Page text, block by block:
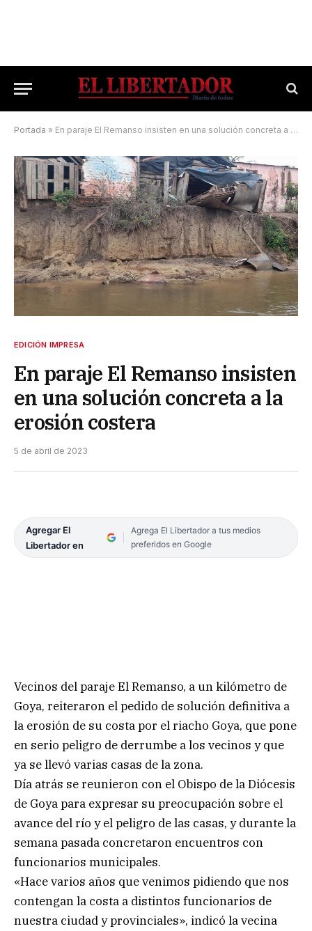
Portada » En paraje El Remanso insisten en una solución concreta a la erosión costera
EDICIÓN IMPRESA
En paraje El Remanso insisten
en una solución concreta a la
erosión costera
5 de abril de 2023
Agregar El
Libertador en
Agrega El Libertador a tus medios
preferidos en Google
Vecinos del paraje El Remanso, a un kilómetro de
Goya, reiteraron el pedido de solución definitiva a
la erosión de su costa por el riacho Goya, que pone
en serio peligro de derrumbe a los vecinos y que
ya se llevó varias casas de la zona.
Día atrás se reunieron con el Obispo de la Diócesis
de Goya para expresar su preocupación sobre el
avance del río y el peligro de las casas, y durante la
semana pasada concretaron encuentros con
funcionarios municipales.
«Hace varios años que venimos pidiendo que nos
contengan la costa a distintos funcionarios de
nuestra ciudad y provinciales», indicó la vecina